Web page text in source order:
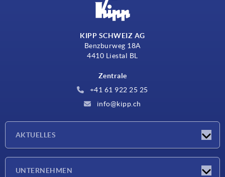
KIPP SCHWEIZ AG
Benzburweg 18A
4410 Liestal BL
Zentrale
+41 61 922 25 25
info@kipp.ch
AKTUELLES
UNTERNEHMEN